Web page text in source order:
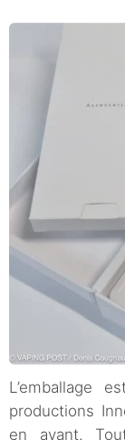
L’emballage
productions
en avant.